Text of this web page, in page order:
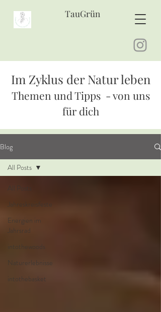
TauGrün
Im Zyklus der Natur leben
Themen und Tipps - von uns
für dich
Blog
All Posts
Jahreskreisfeste
Energien im
Jahrsrad
intothewoods
Naturerlebnisse
intothebasket
All Posts